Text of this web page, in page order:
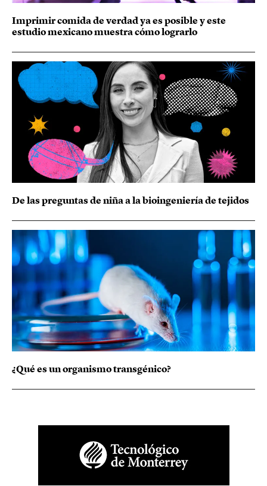
Imprimir comida de verdad ya es posible y este
estudio mexicano muestra cómo lograrlo
De las preguntas de niña a la bioingeniería de tejidos
¿Qué es un organismo transgénico?